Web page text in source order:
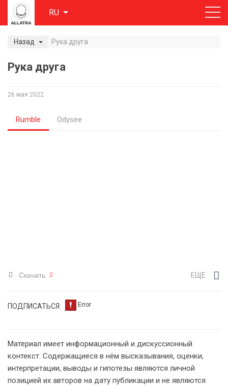
RU
Назад Рука друга
Рука друга
26 мая 2022
Rumble Odysee
Скачать ЕЩЕ
ПОДПИСАТЬСЯ:
Материал имеет информационный и дискуссионный
контекст. Содержащиеся в нём высказывания, оценки,
интерпретации, выводы и гипотезы являются личной
позицией их авторов на дату публикации и не являются